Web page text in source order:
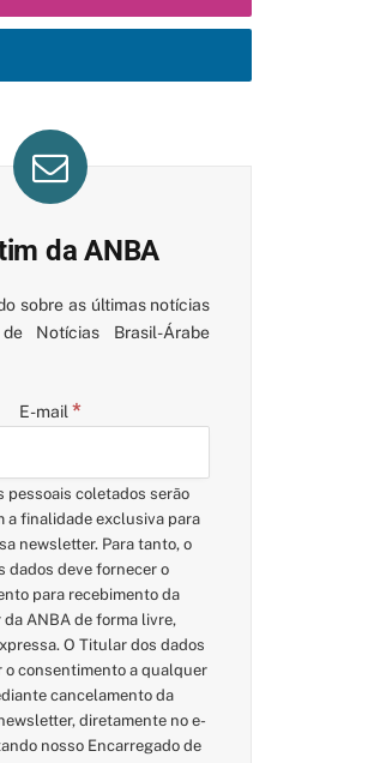
da ANBA
sobre as últimas notícias
Notícias Brasil-Árabe
E-mail *
pessoais coletados serão
a finalidade exclusiva para
newsletter. Para tanto, o
dados deve fornecer o
para recebimento da
ANBA de forma livre,
O Titular dos dados
o consentimento a qualquer
cancelamento da
diretamente no e-
nosso Encarregado de